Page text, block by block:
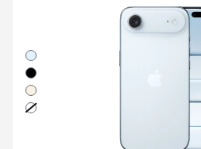
Bleu
ciel
Noir
sideral
clair
Blanc
nuage